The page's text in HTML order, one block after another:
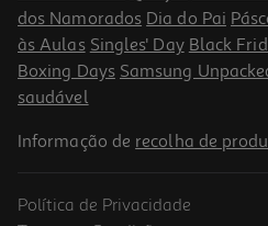
dos Namorados Dia do Pai
às Aulas Singles' Day Black
Boxing Days Samsung
saudável
Informação de recolha de
Política de Privacidade